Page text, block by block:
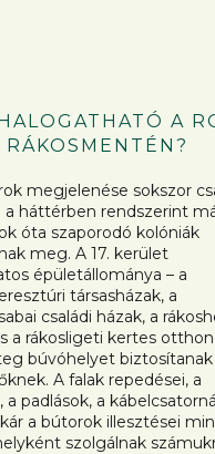
A
RÁKOSMENTÉN?
megjelenése sokszor
a háttérben rendszerint
óta szaporodó kolóniák
meg. A 17. kerület
épületállománya – a
társasházak, a
családi házak, a
a rákosligeti kertes
búvóhelyet biztosítanak
A falak repedései, a
a padlások, a
a bútorok illesztései
szolgálnak